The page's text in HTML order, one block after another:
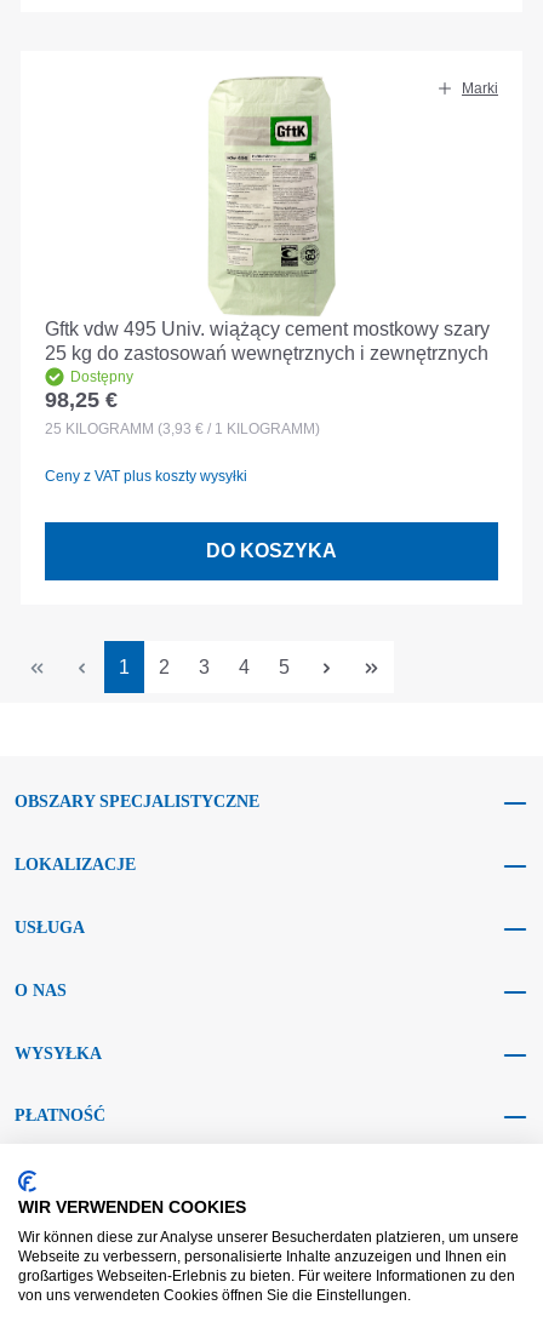
Marki
Gftk vdw 495 Univ. wiążący cement mostkowy szary
25 kg do zastosowań wewnętrznych i zewnętrznych
Dostępny
Cena regularna:
98,25 €
25 KILOGRAMM (3,93 € / 1 KILOGRAMM)
Ceny z VAT plus koszty wysyłki
DO KOSZYKA
Strona
1 Strona
2 Strona
3 Strona
4 Strona
5
OBSZARY SPECJALISTYCZNE
LOKALIZACJE
USŁUGA
O NAS
WYSYŁKA
PŁATNOŚĆ
MEDIA SPOŁECZNOŚCIOWE
WIR VERWENDEN COOKIES
Wir können diese zur Analyse unserer Besucherdaten platzieren, um unsere
Webseite zu verbessern, personalisierte Inhalte anzuzeigen und Ihnen ein
großartiges Webseiten-Erlebnis zu bieten. Für weitere Informationen zu den
von uns verwendeten Cookies öffnen Sie die Einstellungen.